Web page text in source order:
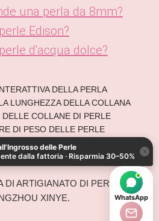
una perla da 8mm?
Edison?
d'acqua dolce?
DELLA PERLA
LUNGHEZZA DELLA COLLANA
COLLANE DI PERLE
DI PESO DELLE PERLE
DELLE PERLE
ONLINE
DI ARTIGIANATO DI PERLE
XINYE.
delle Perle
dalla fattoria · Risparmia 30–50%
×
WhatsApp